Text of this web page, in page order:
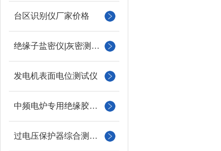
台区识别仪厂家价格
绝缘子盐密仪|灰密测试仪
发电机表面电位测试仪
中频电炉专用绝缘胶木柱
过电压保护器综合测试仪